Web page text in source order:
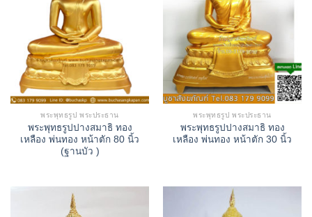
พระพุทธรูป พระประธาน
พระพุทธรูปปางสมาธิ ทอง
เหลือง พ่นทอง หน้าตัก 80 นิ้ว
(ฐานบัว )
พระพุทธรูป พระประธาน
พระพุทธรูปปางสมาธิ ทอง
เหลือง พ่นทอง หน้าตัก 30 นิ้ว